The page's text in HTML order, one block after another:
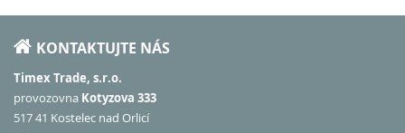
KONTAKTUJTE NÁS
Timex Trade, s.r.o.
provozovna Kotyzova 333
517 41 Kostelec nad Orlicí